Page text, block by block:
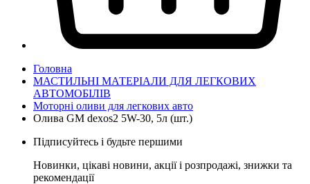
Головна
МАСТИЛЬНІ МАТЕРІАЛИ ДЛЯ ЛЕГКОВИХ
АВТОМОБІЛІВ
Моторні оливи для легкових авто
Олива GM dexos2 5W-30, 5л (шт.)
Підписуйтесь і будьте першими
Новинки, цікаві новини, акції і розпродажі, знижки та
рекомендації